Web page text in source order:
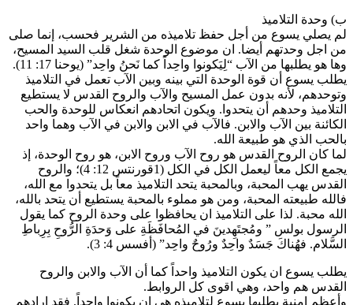
ب‌) وحدة التلاميذ
لم يصلي يسوع من أجل حفظ تلاميذه من الشرير فحسب، إنما صلى
من اجل وحدتهم أيضا. ان موضوع الوحدة شغل قلب السيد المسيح،
وها هو يطلبها من الآب “لِيَكونوا واحِداً كما نَحنُ واحِد” (يوحنا 17: 11).
يطلب يسوع أن قوة الوحدة التي بينه وبين الآب تعمل في التلاميذ
وتوحدهم، لأنه بدون عمل المسيح والآب والروح القدس لا يستطيع
التلاميذ وحدهم أن يتحدوا. ويكون اتحادهم انعكاس للوحدة والحب
الكائنة بين الآب والابن. فالآب في الابن والابن في الآب وهما واحد
بالحب الذي هو طبيعة الله.
لما كان الروح القدس هو روح الآب وروح الابن، هو روح الوحدة، إذ
يجمع الكل معاً ليعمل الكل في الكل (1قورنتس 12: 4)؛ والروح
القدس يهب المحبة، وبالمحبة يتحد التلاميذ معاً بل يتحدوا مع الله،
فالله طبيعته المحبة، ومن هو مملوء بالمحبة يستطيع أن يتحد بالله،
الله محبة. لذا على التلاميذ ان يحافظوا على وحدة الروح كما يقول
الرسول بولس ” ومُجتَهِدينَ في المُحافَظَةِ على وَحدَةِ الرُّوحِ بِرِباطِ
السَّلام. فهُناكَ جَسَدٌ واحِدٌ ورُوحٌ واحِد” (أفسس 4: 3).
يطلب يسوع ان يكون التلاميذ واحداً كما أن الآب والابن والروح
القدس هم واحد، وهي اقوى كل الروابط.
وأعظم امنية يطلبها يسوع لتلاميذه هي ان يكونوا واحداً. فقد ارادهم